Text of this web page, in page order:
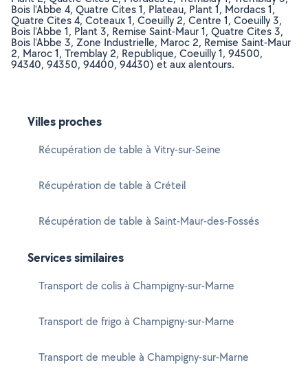
Bois l'Abbe 4, Quatre Cites 1, Plateau, Plant 1, Mordacs 1,
Quatre Cites 4, Coteaux 1, Coeuilly 2, Centre 1, Coeuilly 3,
Bois l'Abbe 1, Plant 3, Remise Saint-Maur 1, Quatre Cites 3,
Bois l'Abbe 3, Zone Industrielle, Maroc 2, Remise Saint-Maur
2, Maroc 1, Tremblay 2, Republique, Coeuilly 1, 94500,
94340, 94350, 94400, 94430) et aux alentours.
Villes proches
Récupération de table à Vitry-sur-Seine
Récupération de table à Créteil
Récupération de table à Saint-Maur-des-Fossés
Services similaires
Transport de colis à Champigny-sur-Marne
Transport de frigo à Champigny-sur-Marne
Transport de meuble à Champigny-sur-Marne